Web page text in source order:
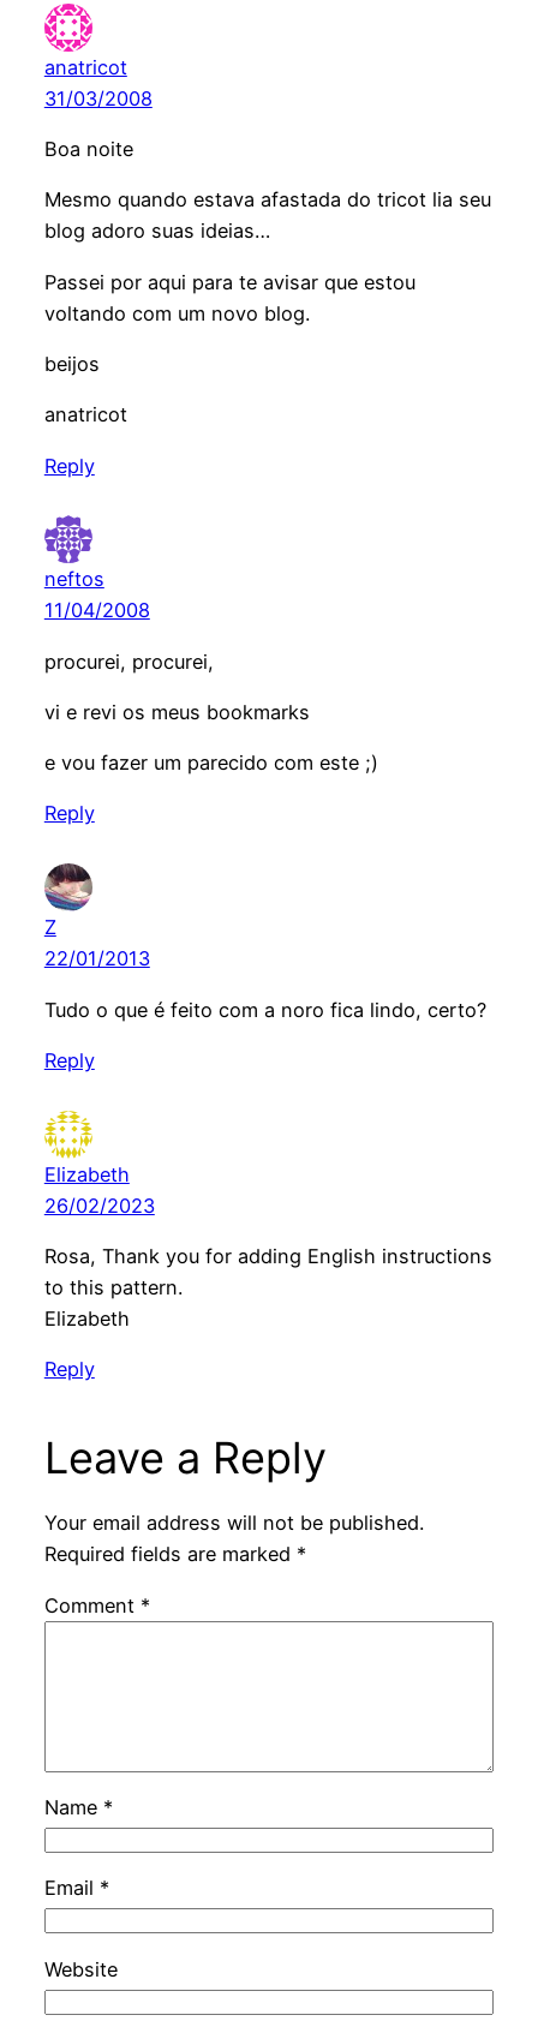
anatricot
31/03/2008
Boa noite
Mesmo quando estava afastada do tricot lia seu
blog adoro suas ideias…
Passei por aqui para te avisar que estou
voltando com um novo blog.
beijos
anatricot
Reply
neftos
11/04/2008
procurei, procurei,
vi e revi os meus bookmarks
e vou fazer um parecido com este ;)
Reply
Z
22/01/2013
Tudo o que é feito com a noro fica lindo, certo?
Reply
Elizabeth
26/02/2023
Rosa, Thank you for adding English instructions
to this pattern.
Elizabeth
Reply
Leave a Reply
Your email address will not be published.
Required fields are marked *
Comment *
Name *
Email *
Website